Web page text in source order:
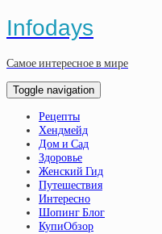
Infodays
Самое интересное в мире
Toggle navigation
Рецепты
Хендмейд
Дом и Сад
Здоровье
Женский Гид
Путешествия
Интересно
Шопинг Блог
КупиОбзор